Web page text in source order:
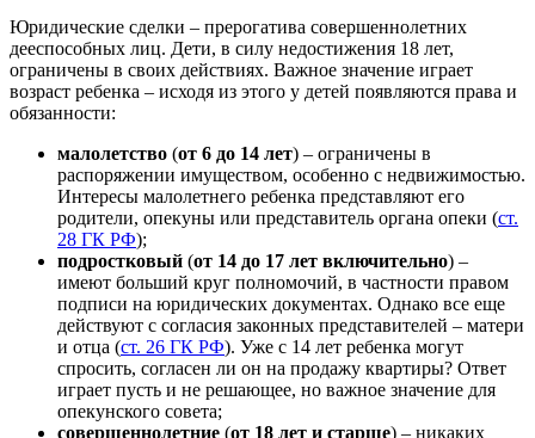
Юридические сделки – прерогатива совершеннолетних
дееспособных лиц. Дети, в силу недостижения 18 лет,
ограничены в своих действиях. Важное значение играет
возраст ребенка – исходя из этого у детей появляются права и
обязанности:
малолетство (от 6 до 14 лет) – ограничены в
распоряжении имуществом, особенно с недвижимостью.
Интересы малолетнего ребенка представляют его
родители, опекуны или представитель органа опеки (ст.
28 ГК РФ);
подростковый (от 14 до 17 лет включительно) –
имеют больший круг полномочий, в частности правом
подписи на юридических документах. Однако все еще
действуют с согласия законных представителей – матери
и отца (ст. 26 ГК РФ). Уже с 14 лет ребенка могут
спросить, согласен ли он на продажу квартиры? Ответ
играет пусть и не решающее, но важное значение для
опекунского совета;
совершеннолетние (от 18 лет и старше) – никаких